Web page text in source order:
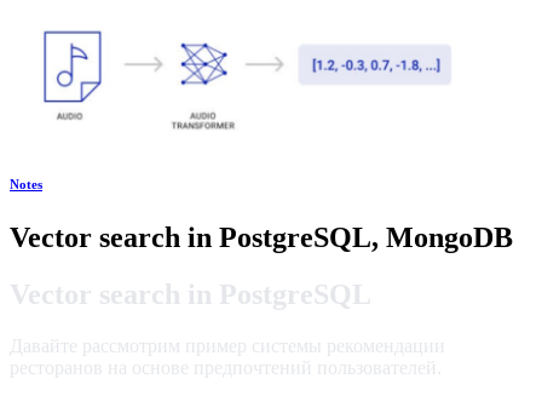
Notes
Vector search in PostgreSQL, MongoDB
Vector search in PostgreSQL
Давайте рассмотрим пример системы рекомендации
ресторанов на основе предпочтений пользователей.